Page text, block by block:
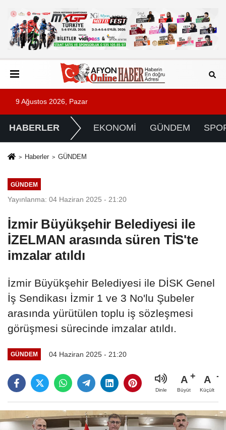
9 Ağustos 2026, Pazar
HABERLER EKONOMİ GÜNDEM
Haberler GÜNDEM
GÜNDEM
Yayınlanma: 04 Haziran 2025 - 21:20
İzmir Büyükşehir Belediyesi ile
İZELMAN arasında süren TİS'te
imzalar atıldı
İzmir Büyükşehir Belediyesi ile DİSK Genel
İş Sendikası İzmir 1 ve 3 No'lu Şubeler
arasında yürütülen toplu iş sözleşmesi
görüşmesi sürecinde imzalar atıldı.
GÜNDEM 04 Haziran 2025 - 21:20
Dinle
A
Büyüt
A
Küçült